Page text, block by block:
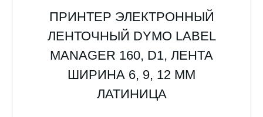
ПРИНТЕР ЭЛЕКТРОННЫЙ
ЛЕНТОЧНЫЙ DYMO LABEL
MANAGER 160, D1, ЛЕНТА
ШИРИНА 6, 9, 12 ММ
ЛАТИНИЦА